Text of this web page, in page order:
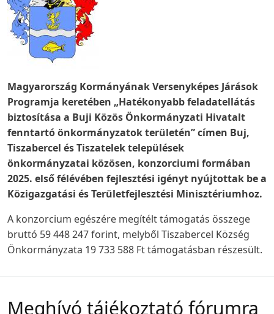
Magyarország Kormányának Versenyképes Járások
Programja keretében „Hatékonyabb feladatellátás
biztosítása a Buji Közös Önkormányzati Hivatalt
fenntartó önkormányzatok területén” címen Buj,
Tiszabercel és Tiszatelek települések
önkormányzatai közösen, konzorciumi formában
2025. első félévében fejlesztési igényt nyújtottak be a
Közigazgatási és Területfejlesztési Minisztériumhoz.
A konzorcium egészére megítélt támogatás összege
bruttó 59 448 247 forint, melyből Tiszabercel Község
Önkormányzata 19 733 588 Ft támogatásban részesült.
Meghívó tájékoztató fórumra